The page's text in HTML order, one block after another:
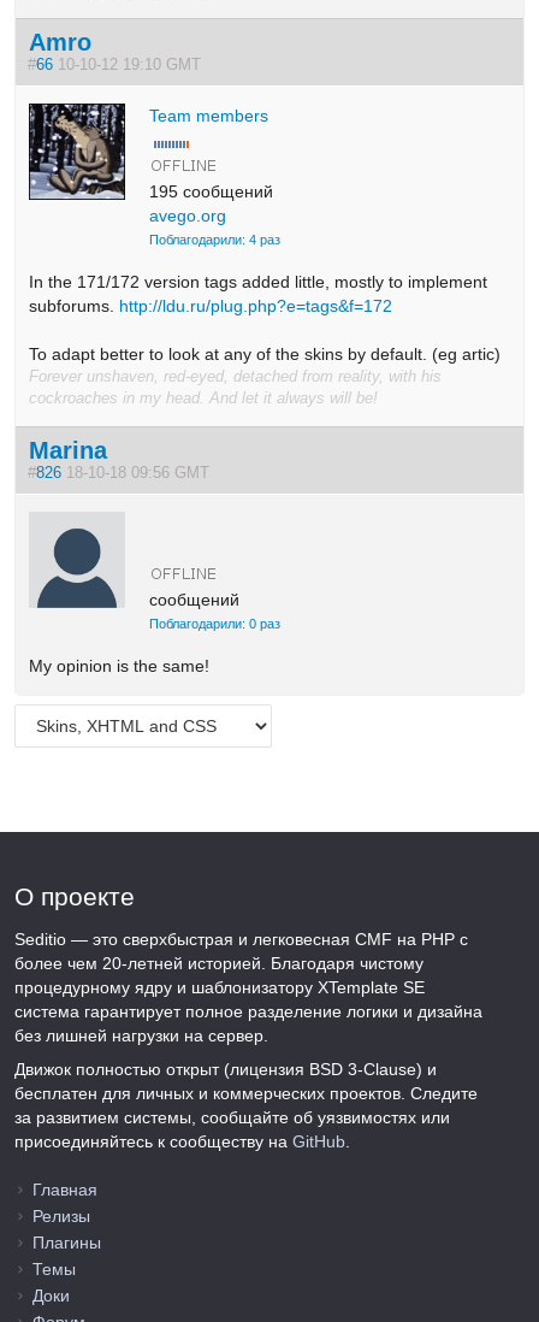
Amro
#66 10-10-12 19:10 GMT
Team members
195 сообщений
avego.org
Поблагодарили: 4 раз
In the 171/172 version tags added little, mostly to implement
subforums. http://ldu.ru/plug.php?e=tags&f=172
To adapt better to look at any of the skins by default. (eg artic)
Forever unshaven, red-eyed, detached from reality, with his
cockroaches in my head. And let it always will be!
Marina
#826 18-10-18 09:56 GMT
сообщений
Поблагодарили: 0 раз
My opinion is the same!
О проекте
Seditio — это сверхбыстрая и легковесная CMF на PHP с
более чем 20-летней историей. Благодаря чистому
процедурному ядру и шаблонизатору XTemplate SE
система гарантирует полное разделение логики и дизайна
без лишней нагрузки на сервер.
Движок полностью открыт (лицензия BSD 3-Clause) и
бесплатен для личных и коммерческих проектов. Следите
за развитием системы, сообщайте об уязвимостях или
присоединяйтесь к сообществу на GitHub.
Главная
Релизы
Плагины
Темы
Доки